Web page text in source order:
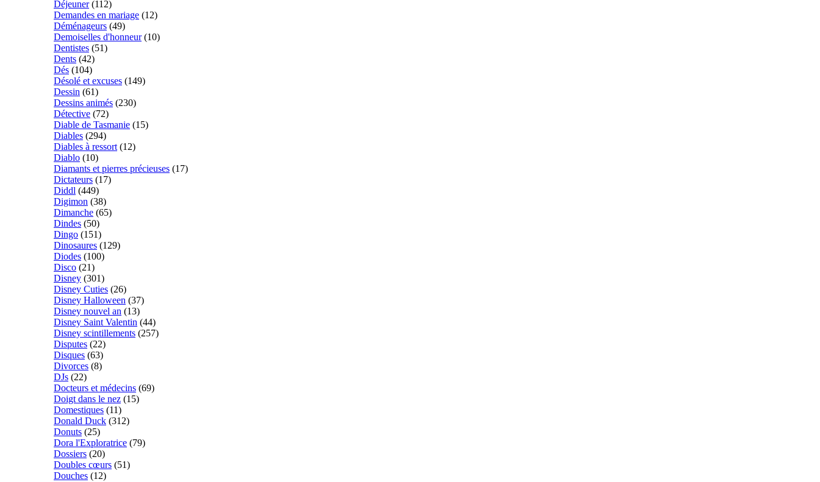
Déjeuner (112)
Demandes en mariage (12)
Déménageurs (49)
Demoiselles d'honneur (10)
Dentistes (51)
Dents (42)
Dés (104)
Désolé et excuses (149)
Dessin (61)
Dessins animés (230)
Détective (72)
Diable de Tasmanie (15)
Diables (294)
Diables à ressort (12)
Diablo (10)
Diamants et pierres précieuses (17)
Dictateurs (17)
Diddl (449)
Digimon (38)
Dimanche (65)
Dindes (50)
Dingo (151)
Dinosaures (129)
Diodes (100)
Disco (21)
Disney (301)
Disney Cuties (26)
Disney Halloween (37)
Disney nouvel an (13)
Disney Saint Valentin (44)
Disney scintillements (257)
Disputes (22)
Disques (63)
Divorces (8)
DJs (22)
Docteurs et médecins (69)
Doigt dans le nez (15)
Domestiques (11)
Donald Duck (312)
Donuts (25)
Dora l'Exploratrice (79)
Dossiers (20)
Doubles cœurs (51)
Douches (12)